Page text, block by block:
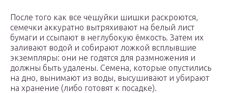
После того как все чешуйки шишки раскроются,
семечки аккуратно вытряхивают на белый лист
бумаги и ссыпают в неглубокую ёмкость. Затем их
заливают водой и собирают ложкой всплывшие
экземпляры: они не годятся для размножения и
должны быть удалены. Семена, которые опустились
на дно, вынимают из воды, высушивают и убирают
на хранение (либо готовят к посадке).